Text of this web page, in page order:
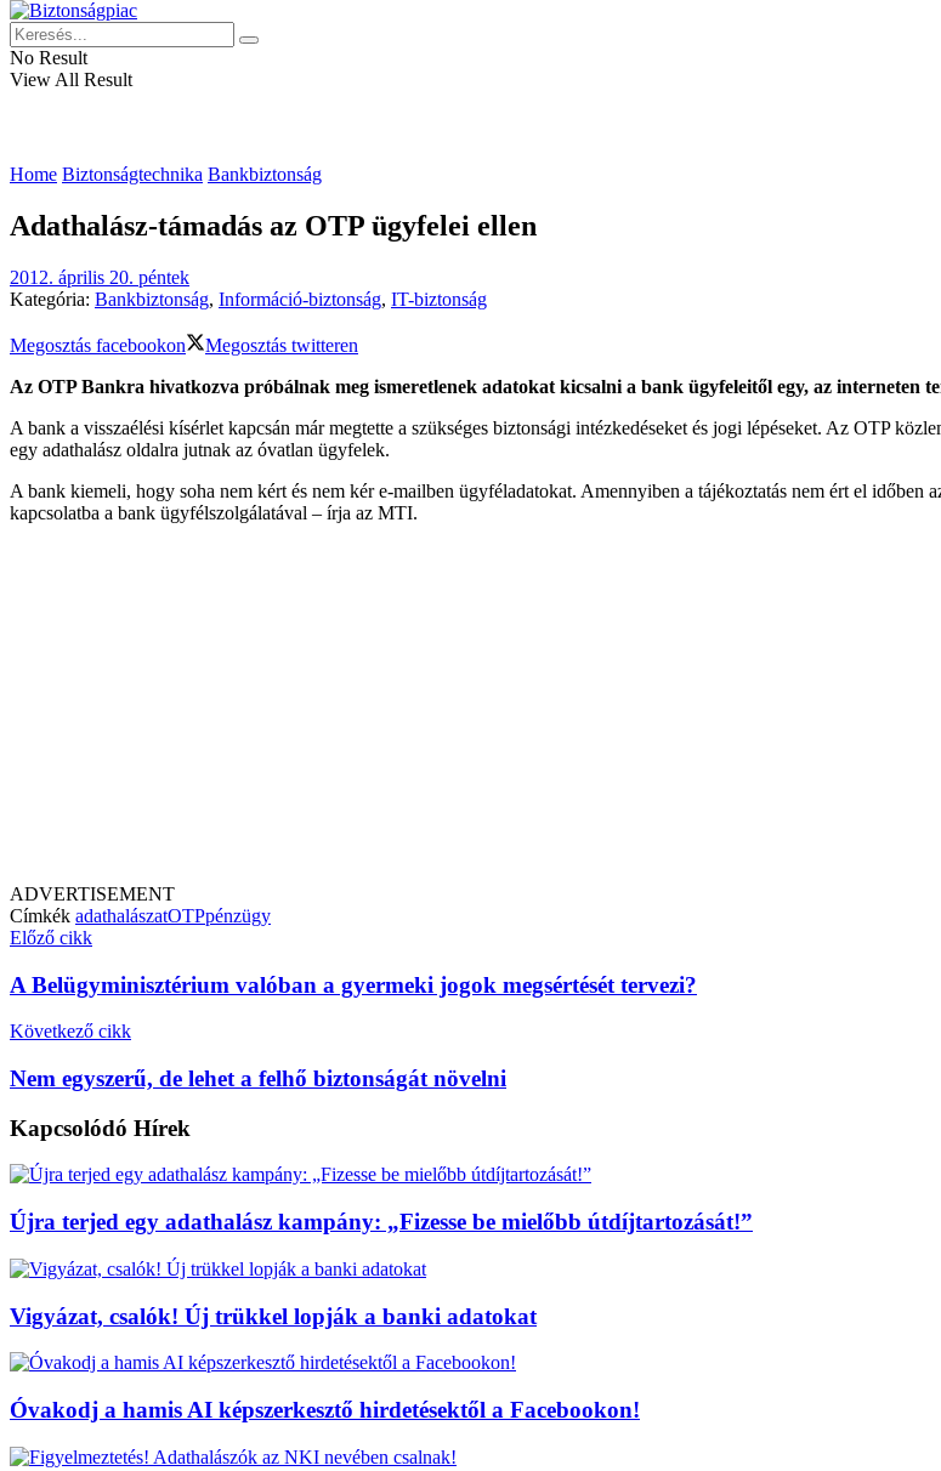
No Result
View All Result
Home Biztonságtechnika Bankbiztonság
Adathalász-támadás az OTP ügyfelei ellen
2012. április 20. péntek
Kategória: Bankbiztonság, Információ-biztonság, IT-biztonság
Megosztás facebookon
Megosztás twitteren
Az OTP Bankra hivatkozva próbálnak meg ismeretlenek adatokat kicsalni a bank ügyfeleitől egy, az interneten
A bank a visszaélési kísérlet kapcsán már megtette a szükséges biztonsági intézkedéseket és jogi lépéseket. Az OTP
egy adathalász oldalra jutnak az óvatlan ügyfelek.
A bank kiemeli, hogy soha nem kért és nem kér e-mailben ügyféladatokat. Amennyiben a tájékoztatás nem ért el
kapcsolatba a bank ügyfélszolgálatával – írja az MTI.
ADVERTISEMENT
Címkék adathalászatOTPpénzügy
Előző cikk
A Belügyminisztérium valóban a gyermeki jogok megsértését tervezi?
Következő cikk
Nem egyszerű, de lehet a felhő biztonságát növelni
Kapcsolódó Hírek
Újra terjed egy adathalász kampány: „Fizesse be mielőbb útdíjtartozását!”
Vigyázat, csalók! Új trükkel lopják a banki adatokat
Óvakodj a hamis AI képszerkesztő hirdetésektől a Facebookon!